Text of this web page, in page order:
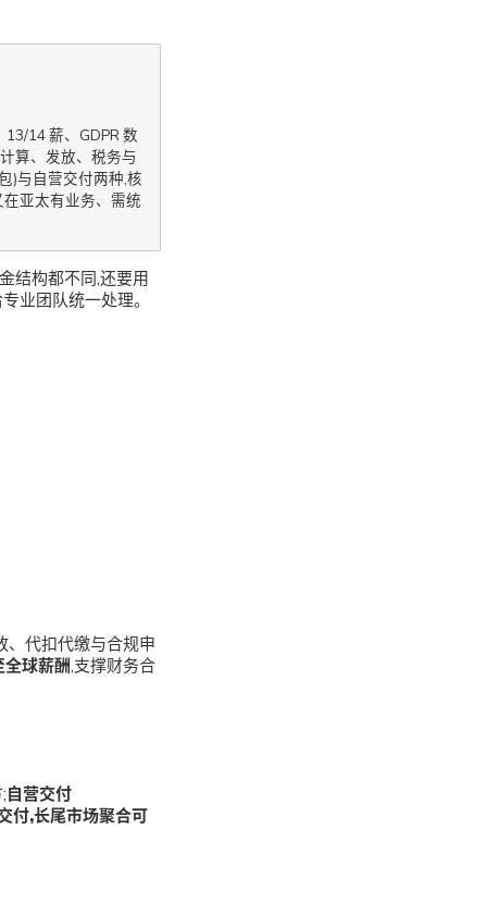
14 薪、GDPR 数
算、发放、税务与
)与自营交付两种,核
亚太有业务、需统
结构都不同,还要用
业团队统一处理。
代扣代缴与合规申
球薪酬,支撑财务合
自营交付
付,长尾市场聚合可